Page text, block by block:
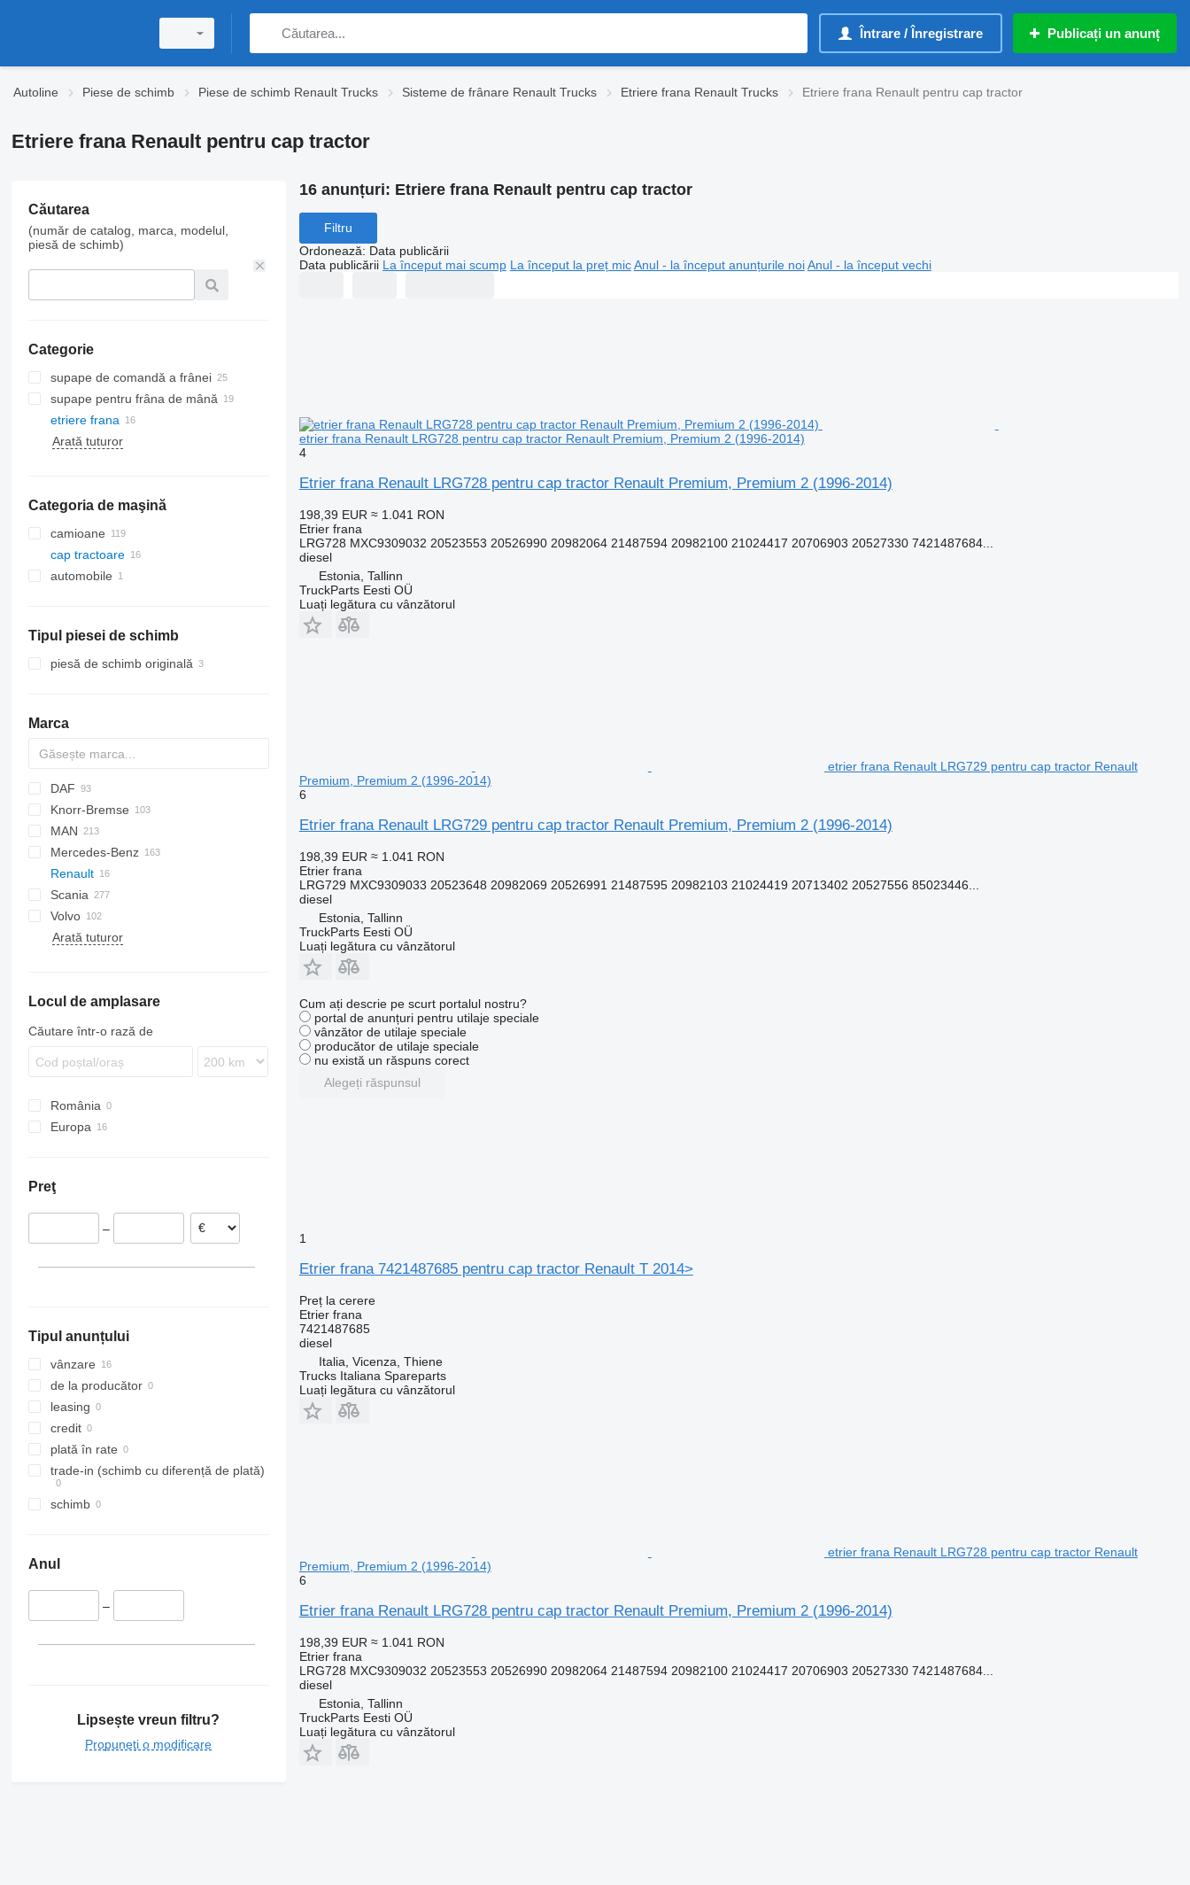
Întrare / Înregistrare Publicați un anunț
Autoline Piese de schimb Piese de schimb Renault Trucks Sisteme de frânare Renault Trucks Etriere frana Renault Trucks Etriere frana Renault pentru cap tractor
Etriere frana Renault pentru cap tractor
Căutarea
(număr de catalog, marca, modelul,
piesă de schimb)
Categorie
supape de comandă a frânei
supape pentru frâna de mână
etriere frana
Arată tuturor
Categoria de maşină
camioane
cap tractoare
automobile
Tipul piesei de schimb
piesă de schimb originală
Marca
DAF
CF
LF
XF
XG
EuroCargo
S-Way
Stralis
Trakker
Knorr-Bremse
MAN
A-series
TGA
TGL
TGM
TGS
Mercedes-Benz
Actros
Antos
Arocs
Atego
SL-Class
Renault
Kerax
Midlum
Premium
Scania
G-series
P-series
Volvo
FE
FM
VNL
Arată tuturor
Locul de amplasare
Căutare într-o rază de
România
Europa
Belgia
Preţ
–
Tipul anunțului
vânzare
de la producător
leasing
credit
plată în rate
trade-in (schimb cu diferență de plată)
schimb
Anul
–
Lipsește vreun filtru?
Propuneți o modificare
16 anunțuri: Etriere frana Renault pentru cap tractor
Filtru
Ordonează: Data publicării
Data publicării La început mai scump La început la preț mic Anul - la început anunțurile noi Anul - la început vechi
etrier frana Renault LRG728 pentru cap tractor Renault Premium, Premium 2 (1996-2014)
4
Etrier frana Renault LRG728 pentru cap tractor Renault Premium, Premium 2 (1996-2014)
198,39 EUR ≈ 1.041 RON
Etrier frana
LRG728 MXC9309032 20523553 20526990 20982064 21487594 20982100 21024417 20706903 20527330 7421487684...
diesel
Estonia, Tallinn
TruckParts Eesti OÜ
Luați legătura cu vânzătorul
etrier frana Renault LRG729 pentru cap tractor Renault
Premium, Premium 2 (1996-2014)
6
Etrier frana Renault LRG729 pentru cap tractor Renault Premium, Premium 2 (1996-2014)
198,39 EUR ≈ 1.041 RON
Etrier frana
LRG729 MXC9309033 20523648 20982069 20526991 21487595 20982103 21024419 20713402 20527556 85023446...
diesel
Estonia, Tallinn
TruckParts Eesti OÜ
Luați legătura cu vânzătorul
Cum ați descrie pe scurt portalul nostru?
portal de anunțuri pentru utilaje speciale
vânzător de utilaje speciale
producător de utilaje speciale
nu există un răspuns corect
Alegeți răspunsul
1
Etrier frana 7421487685 pentru cap tractor Renault T 2014>
Preț la cerere
Etrier frana
7421487685
diesel
Italia, Vicenza, Thiene
Trucks Italiana Spareparts
Luați legătura cu vânzătorul
etrier frana Renault LRG728 pentru cap tractor Renault
Premium, Premium 2 (1996-2014)
6
Etrier frana Renault LRG728 pentru cap tractor Renault Premium, Premium 2 (1996-2014)
198,39 EUR ≈ 1.041 RON
Etrier frana
LRG728 MXC9309032 20523553 20526990 20982064 21487594 20982100 21024417 20706903 20527330 7421487684...
diesel
Estonia, Tallinn
TruckParts Eesti OÜ
Luați legătura cu vânzătorul